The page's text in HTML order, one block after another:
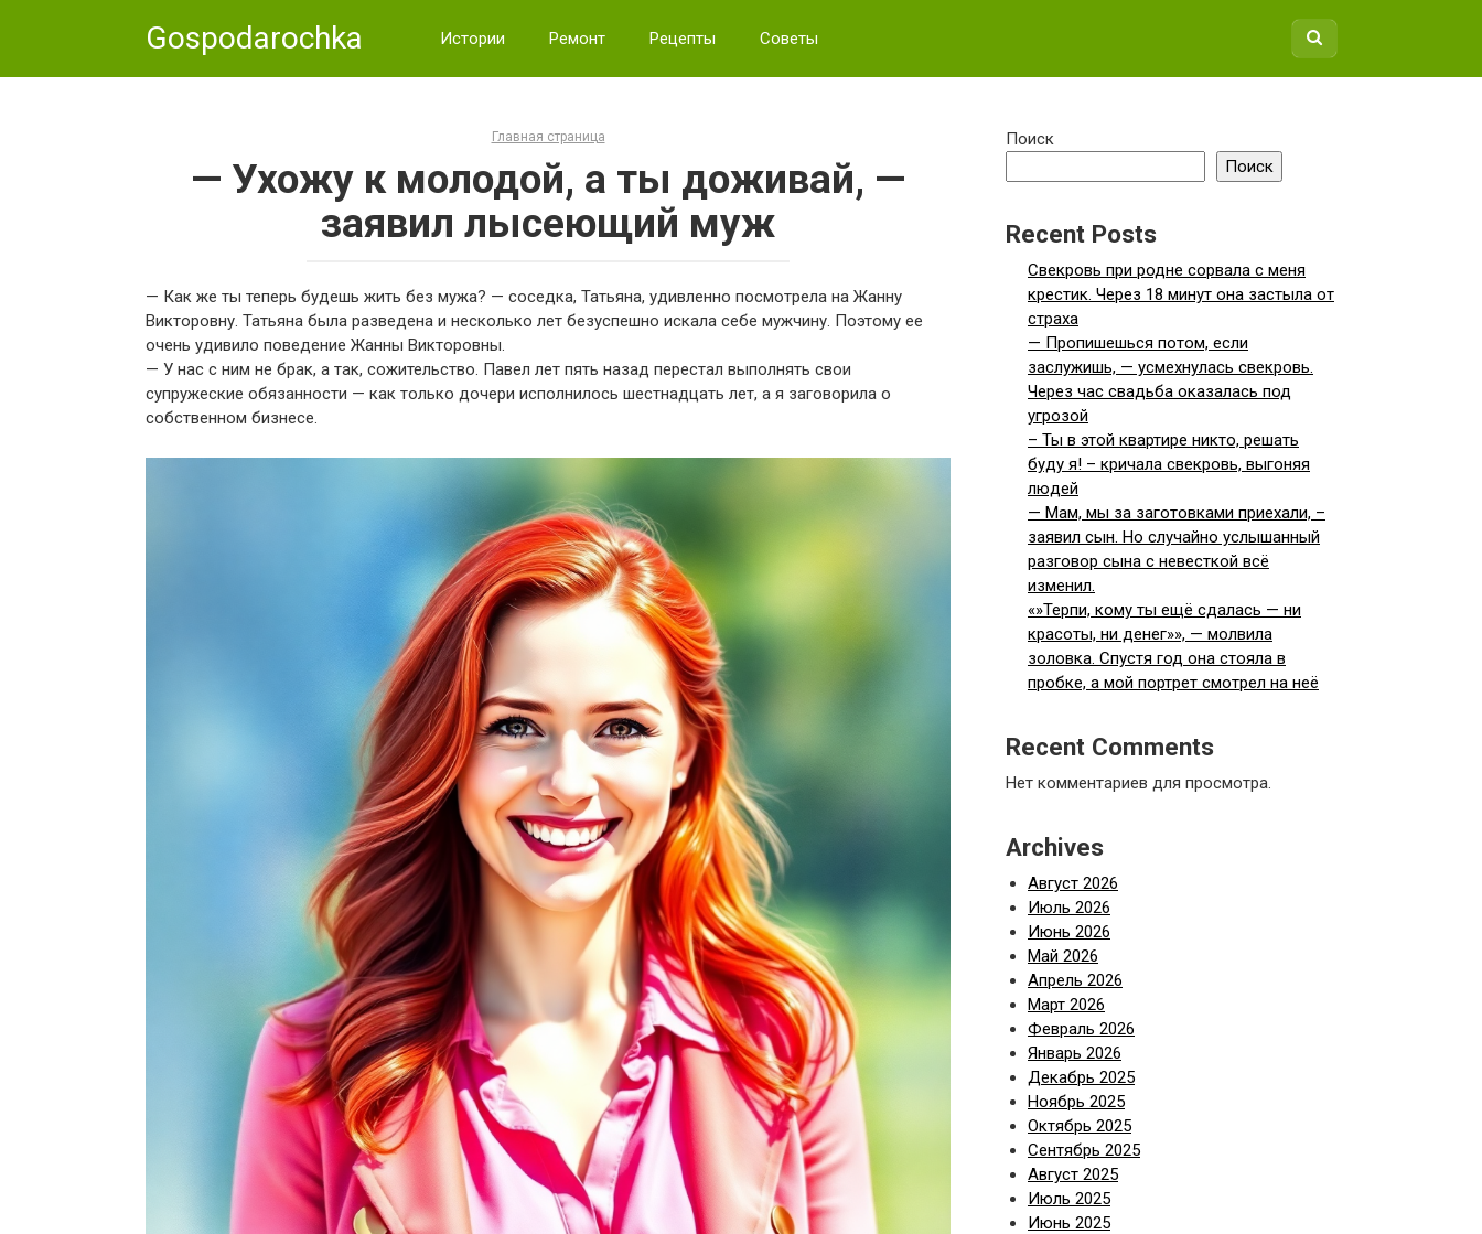
Gospodarochka Истории Ремонт Рецепты Советы
Главная страница
— Ухожу к молодой, а ты доживай, —
заявил лысеющий муж
— Как же ты теперь будешь жить без мужа? — соседка, Татьяна, удивленно посмотрела на Жанну
Викторовну. Татьяна была разведена и несколько лет безуспешно искала себе мужчину. Поэтому ее
очень удивило поведение Жанны Викторовны.
— У нас с ним не брак, а так, сожительство. Павел лет пять назад перестал выполнять свои
супружеские обязанности — как только дочери исполнилось шестнадцать лет, а я заговорила о
собственном бизнесе.
Поиск
Поиск
Recent Posts
Свекровь при родне сорвала с меня
крестик. Через 18 минут она застыла от
страха
— Пропишешься потом, если
заслужишь, — усмехнулась свекровь.
Через час свадьба оказалась под
угрозой
– Ты в этой квартире никто, решать
буду я! – кричала свекровь, выгоняя
людей
— Мам, мы за заготовками приехали, –
заявил сын. Но случайно услышанный
разговор сына с невесткой всё
изменил.
«»Терпи, кому ты ещё сдалась — ни
красоты, ни денег»», — молвила
золовка. Спустя год она стояла в
пробке, а мой портрет смотрел на неё
Recent Comments
Нет комментариев для просмотра.
Archives
Август 2026
Июль 2026
Июнь 2026
Май 2026
Апрель 2026
Март 2026
Февраль 2026
Январь 2026
Декабрь 2025
Ноябрь 2025
Октябрь 2025
Сентябрь 2025
Август 2025
Июль 2025
Июнь 2025